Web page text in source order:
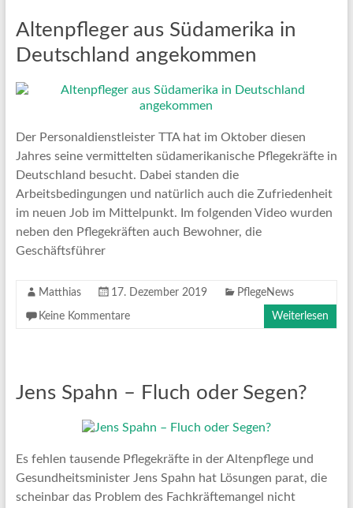
Altenpfleger aus Südamerika in
Deutschland angekommen
Der Personaldienstleister TTA hat im Oktober diesen
Jahres seine vermittelten südamerikanische Pflegekräfte in
Deutschland besucht. Dabei standen die
Arbeitsbedingungen und natürlich auch die Zufriedenheit
im neuen Job im Mittelpunkt. Im folgenden Video wurden
neben den Pflegekräften auch Bewohner, die
Geschäftsführer
Matthias 17. Dezember 2019 PflegeNews
Keine Kommentare Weiterlesen
Jens Spahn – Fluch oder Segen?
Es fehlen tausende Pflegekräfte in der Altenpflege und
Gesundheitsminister Jens Spahn hat Lösungen parat, die
scheinbar das Problem des Fachkräftemangel nicht